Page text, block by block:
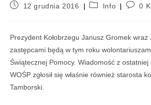
12 grudnia 2016 Info 0
Prezydent Kołobrzegu Janusz Gromek wraz
zastępcami będą w tym roku
Świątecznej Pomocy. Wiadomość z ostatniej
WOŚP zgłosił się właśnie również starosta
Tamborski.